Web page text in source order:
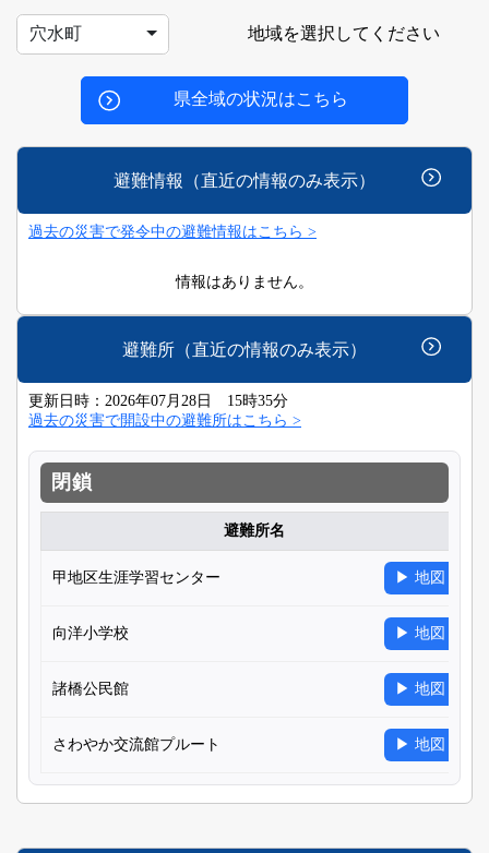
穴水町 地域を選択してください
県全域の状況はこちら
避難情報（直近の情報のみ表示）
過去の災害で発令中の避難情報はこちら >
情報はありません。
避難所（直近の情報のみ表示）
更新日時：2026年07月28日 15時35分
過去の災害で開設中の避難所はこちら >
閉鎖
避難所名
甲地区生涯学習センター ▶ 地図
向洋小学校 ▶ 地図
諸橋公民館 ▶ 地図
さわやか交流館プルート ▶ 地図